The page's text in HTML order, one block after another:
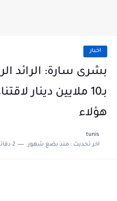
اخبار
بشرى سارة: الرائد
بـ10 ملايين دينار
هؤلاء
tunis
اخر تحديث :منذ بضع شهور 2 دقائق للقراءة